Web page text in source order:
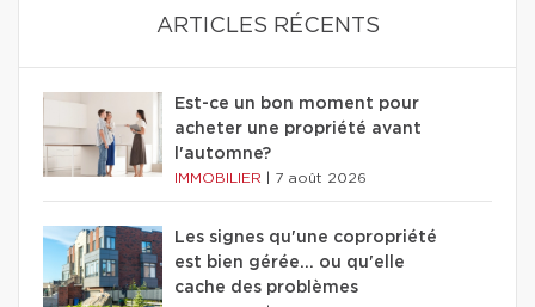
ARTICLES RÉCENTS
Est-ce un bon moment pour
acheter une propriété avant
l'automne?
IMMOBILIER 7 août 2026
Les signes qu'une copropriété
est bien gérée… ou qu'elle
cache des problèmes